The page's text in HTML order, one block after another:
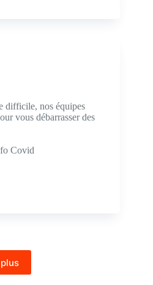
difficile, nos équipes
vous débarrasser des
Covid